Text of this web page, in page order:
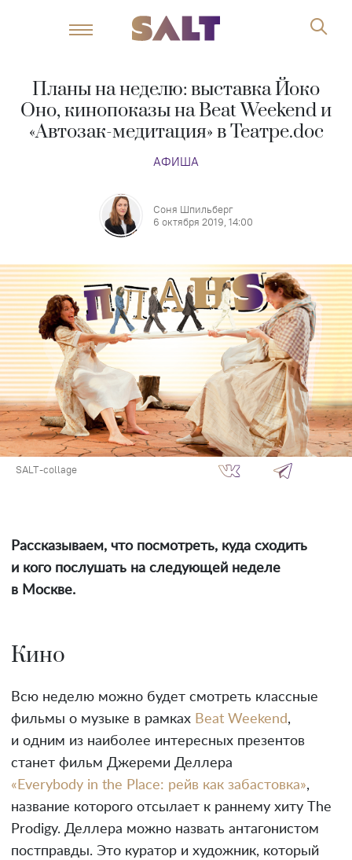
Планы на неделю: выставка Йоко
Оно, кинопоказы на Beat Weekend и
«Автозак-медитация» в Театре.doc
АФИША
Соня Шпильберг
6 октября 2019, 14:00
SALT-collage
Рассказываем, что посмотреть, куда сходить
и кого послушать на следующей неделе
в Москве.
Кино
Всю неделю можно будет смотреть классные
фильмы о музыке в рамках Beat Weekend,
и одним из наиболее интересных презентов
станет фильм Джереми Деллера
«Everybody in the Place: рейв как забастовка»,
название которого отсылает к раннему хиту The
Prodigy. Деллера можно назвать антагонистом
постправды. Это куратор и художник, который